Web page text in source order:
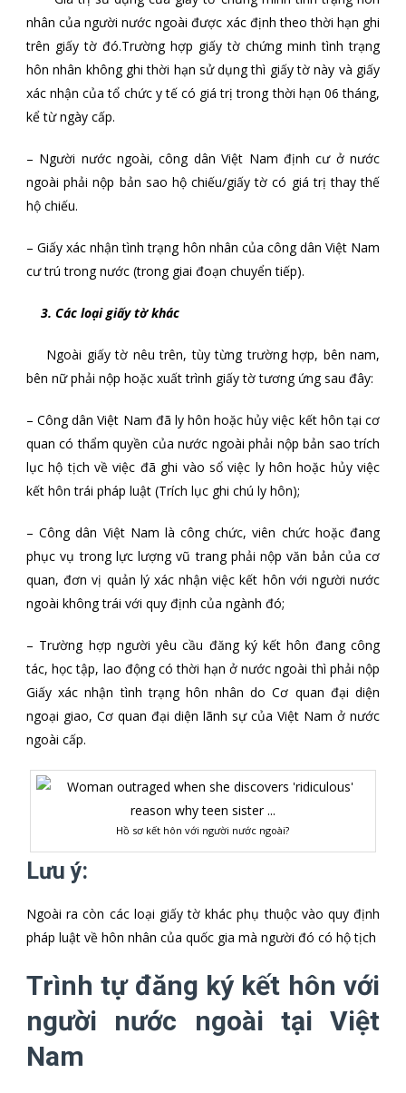
nhân của người nước ngoài được xác định theo thời hạn ghi
trên giấy tờ đó.Trường hợp giấy tờ chứng minh tình trạng
hôn nhân không ghi thời hạn sử dụng thì giấy tờ này và giấy
xác nhận của tổ chức y tế có giá trị trong thời hạn 06 tháng,
kể từ ngày cấp.
– Người nước ngoài, công dân Việt Nam định cư ở nước
ngoài phải nộp bản sao hộ chiếu/giấy tờ có giá trị thay thế
hộ chiếu.
– Giấy xác nhận tình trạng hôn nhân của công dân Việt Nam
cư trú trong nước (trong giai đoạn chuyển tiếp).
3. Các loại giấy tờ khác
Ngoài giấy tờ nêu trên, tùy từng trường hợp, bên nam,
bên nữ phải nộp hoặc xuất trình giấy tờ tương ứng sau đây:
– Công dân Việt Nam đã ly hôn hoặc hủy việc kết hôn tại cơ
quan có thẩm quyền của nước ngoài phải nộp bản sao trích
lục hộ tịch về việc đã ghi vào sổ việc ly hôn hoặc hủy việc
kết hôn trái pháp luật (Trích lục ghi chú ly hôn);
– Công dân Việt Nam là công chức, viên chức hoặc đang
phục vụ trong lực lượng vũ trang phải nộp văn bản của cơ
quan, đơn vị quản lý xác nhận việc kết hôn với người nước
ngoài không trái với quy định của ngành đó;
– Trường hợp người yêu cầu đăng ký kết hôn đang công
tác, học tập, lao động có thời hạn ở nước ngoài thì phải nộp
Giấy xác nhận tình trạng hôn nhân do Cơ quan đại diện
ngoại giao, Cơ quan đại diện lãnh sự của Việt Nam ở nước
ngoài cấp.
Hồ sơ kết hôn với người nước ngoài?
Lưu ý:
Ngoài ra còn các loại giấy tờ khác phụ thuộc vào quy định
pháp luật về hôn nhân của quốc gia mà người đó có hộ tịch
Trình tự đăng ký kết hôn với
người nước ngoài tại Việt
Nam